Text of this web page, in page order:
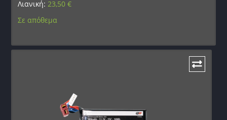
Λιανική:23,50€
Σε απόθεμα